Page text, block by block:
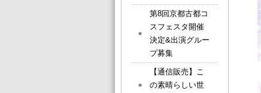
第8回京都古都コ
スフェスタ開催
決定&出演グルー
プ募集
【通信販売】こ
の素晴らしい世